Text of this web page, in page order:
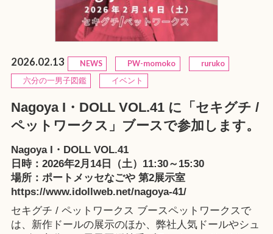
2026.02.13 NEWS PW-momoko
ruruko
六分の一男子図鑑
イベント
Nagoya I・DOLL VOL.41 に「セキグチ /
ペットワークス」ブースで参加します。
Nagoya I・DOLL VOL.41
日時：2026年2月14日（土）11:30～15:30
場所：ポートメッセなごや 第2展示室
https://www.idollweb.net/nagoya-41/
セキグチ / ペットワークス ブースペットワークスで
は、新作ドールの展示のほか、弊社人気ドールやシュ